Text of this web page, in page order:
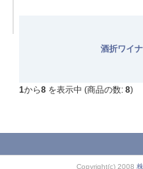
酒折ワイ
1から8 を表示中 (商品の数: 8)
Copyright(c) 2008